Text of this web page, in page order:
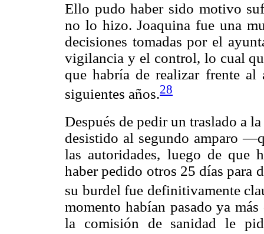
Ello pudo haber sido motivo
no lo hizo. Joaquina fue una
decisiones tomadas por el
vigilancia y el control, lo cual
que habría de realizar frente
siguientes años.28
Después de pedir un traslado a
desistido al segundo amparo
las autoridades, luego de
haber pedido otros 25 días
su burdel fue definitivamente
momento habían pasado ya
la comisión de sanidad le